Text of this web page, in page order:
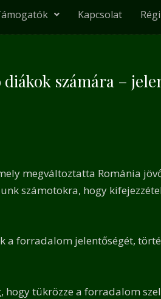
Kapcsolat
számára –
megváltoztatta Románia
számotokra, hogy
forradalom jelentőségét,
tükrözze a forradalom